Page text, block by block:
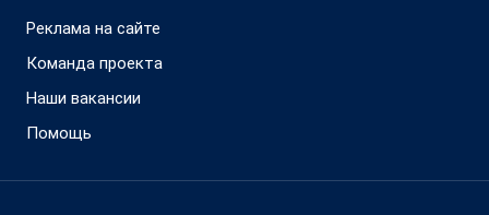
Реклама на сайте
Команда проекта
Наши вакансии
Помощь